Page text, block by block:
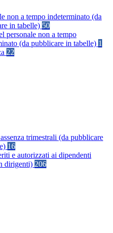
non a tempo indeterminato (da
in tabelle) 50
personale non a tempo
(da pubblicare in tabelle) 1
22
trimestrali (da pubblicare
16
e autorizzati ai dipendenti
dirigenti) 206